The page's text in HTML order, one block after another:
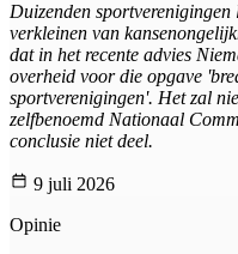
Duizenden
verkleinen van
dat in het recente advies
overheid voor die opgave
sportverenigingen'. Het zal
zelfbenoemd Nationaal
conclusie niet deel.
9 juli 2026
Opinie